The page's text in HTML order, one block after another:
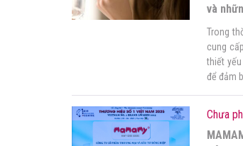
và
Trong
cung
thiết
để đảm
chất
đóng
Chưa